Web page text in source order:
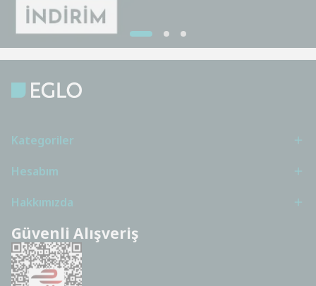
Kategoriler
Hesabım
Hakkımızda
Güvenli Alışveriş